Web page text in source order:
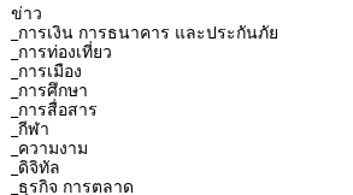
ข่าว
_การเงิน การธนาคาร และประกันภัย
_การท่องเที่ยว
_การเมือง
_การศึกษา
_การสื่อสาร
_กีฬา
_ความงาม
_ดิจิทัล
_ธุรกิจ การตลาด